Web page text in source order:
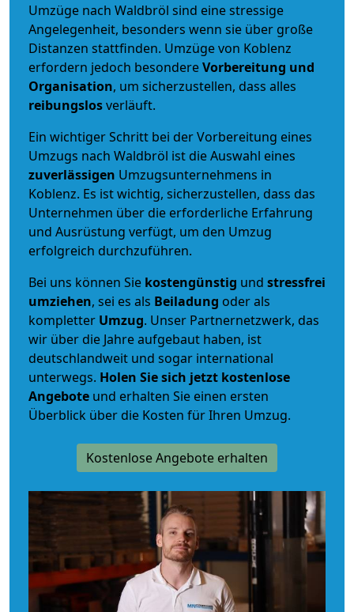
Umzüge nach Waldbröl sind eine stressige
Angelegenheit, besonders wenn sie über große
Distanzen stattfinden. Umzüge von Koblenz
erfordern jedoch besondereVorbereitung und
Organisation, um sicherzustellen, dass alles
reibungslosverläuft.
Ein wichtiger Schritt bei der Vorbereitung eines
Umzugs nach Waldbröl ist die Auswahl eines
zuverlässigen Umzugsunternehmens in
Koblenz. Es ist wichtig, sicherzustellen, dass das
Unternehmen über die erforderliche Erfahrung
und Ausrüstung verfügt, um den Umzug
erfolgreich durchzuführen.
Bei uns können Sie kostengünstig und stressfrei
umziehen, sei es als Beiladung oder als
kompletter Umzug. Unser Partnernetzwerk, das
wir über die Jahre aufgebaut haben, ist
deutschlandweit und sogar international
unterwegs. Holen Sie sich jetzt kostenlose
Angebote und erhalten Sie einen ersten
Überblick über die Kosten für Ihren Umzug.
Kostenlose Angebote erhalten